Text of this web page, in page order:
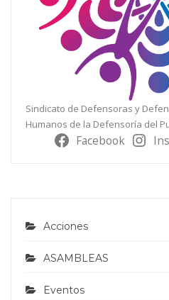
Sindicato de Defensoras y
Humanos de la Defensoría del
Facebook
Acciones
ASAMBLEAS
Eventos